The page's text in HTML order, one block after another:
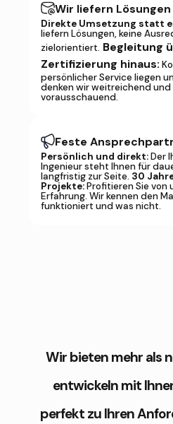
Wir liefern Lösungen
Direkte Umsetzung statt
liefern Lösungen, keine
zielorientiert. Begleitung
Zertifizierung hinaus:
persönlicher Service liegen
denken wir weitreichend
vorausschauend.
Feste
Persönlich und direkt:Der
Ingenieur steht Ihnen für
langfristig zur Seite. 30
Projekte:Profitieren Sie von
Erfahrung. Wir kennen den
funktioniert und was nicht.
Wir bieten mehr als
entwickeln mit
perfekt zu Ihren